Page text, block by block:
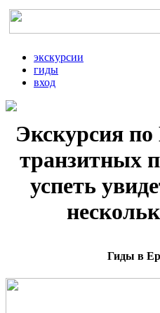
экскурсии
гиды
вход
Экскурсия
транзитных
успеть
Гиды в